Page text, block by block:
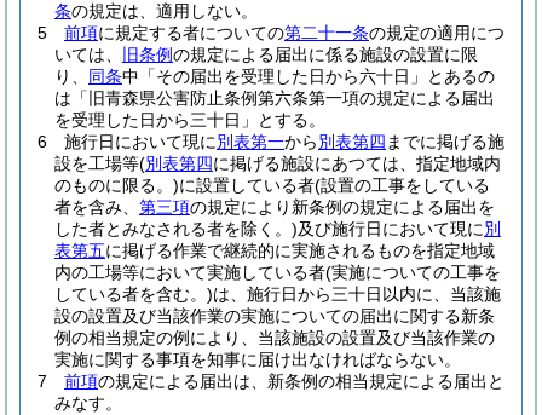
条の規定は、適用しない。
5
前項に規定する者についての第二十一条の規定の適用につ
いては、
旧条例の規定による届出に係る施設の設置に限
り、 同条中「その届出を受理した日から六十日」とあるの
は「旧青森県公害防止条例第六条第一項の規定による届出
を受理した日から三十日」とする。
6
施行日において現に別表第一から別表第四 までに掲げる施
設を工場等(別表第四に掲げる施設にあつては、指定地域内
のものに限る。)に設置している者(設置の工事をしている
者を含み、 第三項の規定により新条例の規定による届出を
した者とみなされる者を除く。)及び施行日において現に別
表第五に掲げる作業で継続的に実施されるものを指定地域
内の工場等において実施している者(実施についての工事を
している者を含む。)は、施行日から三十日以内に、当該施
設の設置及び当該作業の実施についての届出に関する新条
例の相当規定の例により、当該施設の設置及び当該作業の
実施に関する事項を知事に届け出なければならない。
7
前項の規定による届出は、新条例の相当規定による届出と
みなす。